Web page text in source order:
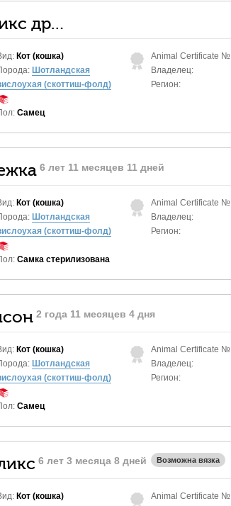
Оникс дрим дансер каспер
Кот (кошка)
Шотландская
(скоттиш-фолд)
Самец
Animal Certificate №
Владелец:
Регион:
6 лет 11 месяцев 11 дней
Кот (кошка)
Шотландская
(скоттиш-фолд)
Самка стерилизована
Animal Certificate №
Владелец:
Регион:
2 года 11 месяцев 4 дня
Кот (кошка)
Шотландская
(скоттиш-фолд)
Самец
Animal Certificate №
Владелец:
Регион:
6 лет 3 месяца 8 дней Возможна вязка
Кот (кошка)
Animal Certificate №